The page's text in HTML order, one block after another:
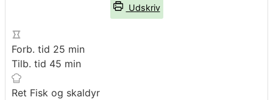
Udskriv
Forb. tid 25 minutter
min
Tilb. tid 45 minutter
min
Ret Fisk og skaldyr